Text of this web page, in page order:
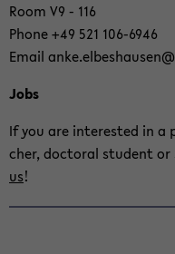
Room V9 - 116
Phone +49 521 106-​6946
Email
Jobs
If you are in­te­rested in
cher, doc­to­ral stu­dent
us!